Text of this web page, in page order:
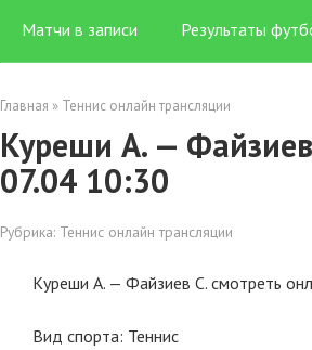
Матчи в записи Результаты
Главная » Теннис онлайн трансляции
Куреши А. —
07.04 10:30
Рубрика: Теннис онлайн трансляции
Куреши А. — Файзиев С. смотреть
Вид спорта: Теннис